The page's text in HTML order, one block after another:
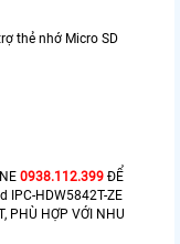
thẻ nhớ Micro SD
0938.112.399 ĐỂ
IPC-HDW5842T-ZE
PHÙ HỢP VỚI NHU